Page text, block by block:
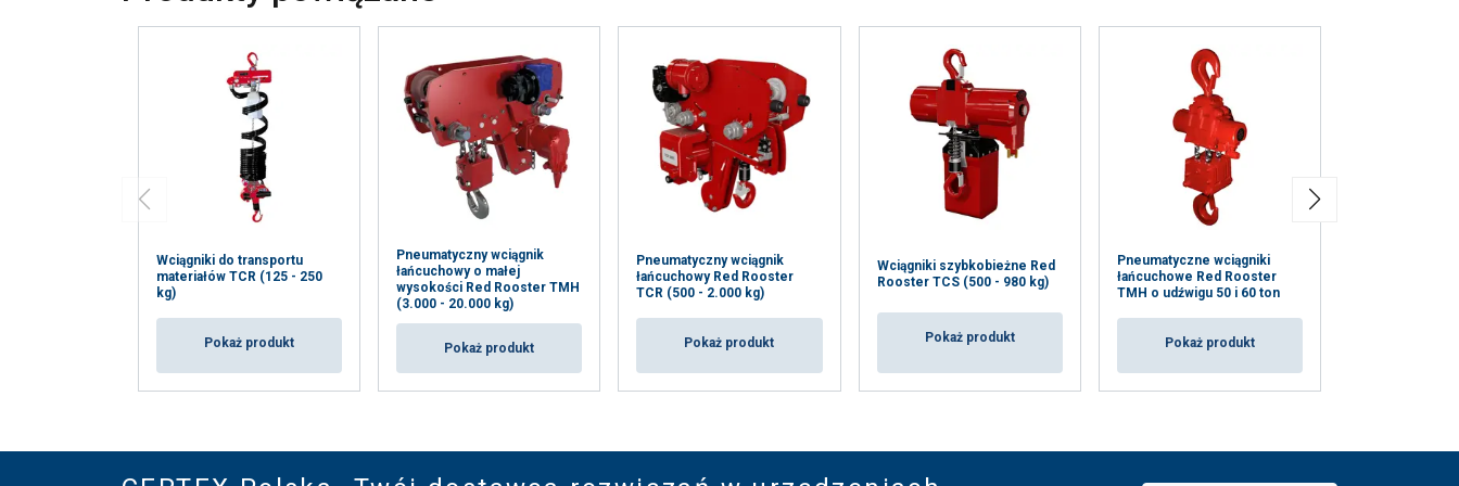
Wciągniki do transportu
materiałów TCR (125 - 250
kg)
Pokaż produkt
Pneumatyczny wciągnik
łańcuchowy o małej
wysokości Red Rooster TMH
(3.000 - 20.000 kg)
Pokaż produkt
Pneumatyczny wciągnik
łańcuchowy Red Rooster
TCR (500 - 2.000 kg)
Pokaż produkt
Wciągniki szybkobieżne Red
Rooster TCS (500 - 980 kg)
Pokaż produkt
Pneumatyczne wciągniki
łańcuchowe Red Rooster
TMH o udźwigu 50 i 60 ton
Pokaż produkt